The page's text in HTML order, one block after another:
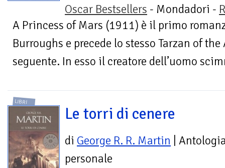
Oscar Bestsellers - Mondadori -
A Princess of Mars (1911) è il primo
Burroughs e precede lo stesso Tarzan of
seguente. In esso il creatore dell’uomo
LIBRI
Le torri di cenere
di George R. R. Martin |
personale